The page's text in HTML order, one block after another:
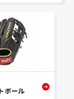
ボール